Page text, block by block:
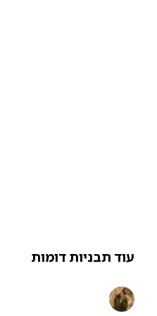
תבניות דומות